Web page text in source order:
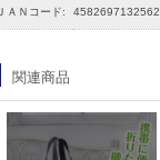
ＪＡＮコード: 4582697132562
関連商品